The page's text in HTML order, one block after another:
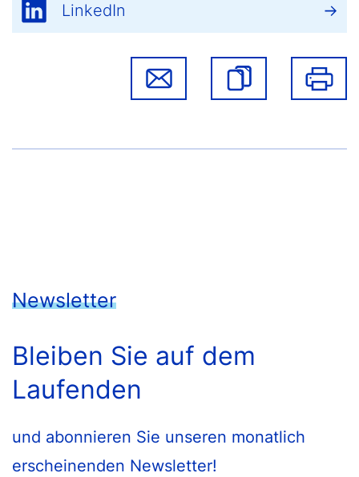
LinkedIn
Newsletter
Bleiben Sie auf dem
Laufenden
und abonnieren Sie unseren monatlich
erscheinenden Newsletter!